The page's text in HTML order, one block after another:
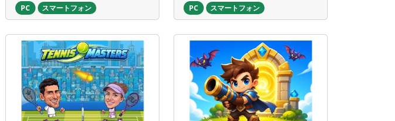
PC スマートフォン PC スマートフォン